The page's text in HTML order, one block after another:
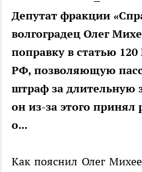
Депутат фракции
волгоградец Олег
поправку в статью
РФ, позволяющую
штраф за длительную
он из-за этого принял
о...
Как пояснил Олег